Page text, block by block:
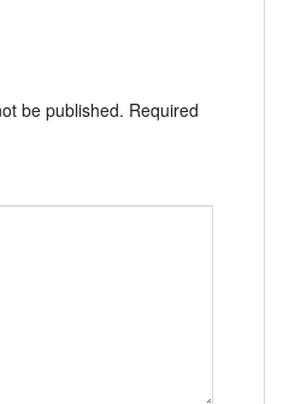
be published. Required